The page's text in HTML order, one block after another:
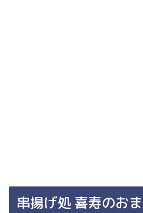
串揚げ処 喜寿のお